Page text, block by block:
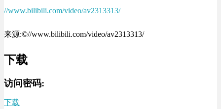
//www.bilibili.com/video/av2313313/
来源:©//www.bilibili.com/video/av2313313/
下载
访问密码:
下载